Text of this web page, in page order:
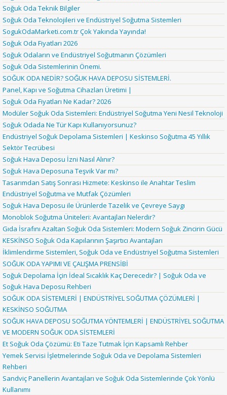
Soğuk Oda Teknik Bilgiler
Soğuk Oda Teknolojileri ve Endüstriyel Soğutma Sistemleri
SogukOdaMarketi.com.tr Çok Yakında Yayında!
Soğuk Oda Fiyatları 2026
Soğuk Odaların ve Endüstriyel Soğutmanın Çözümleri
Soğuk Oda Sistemlerinin Önemi.
SOĞUK ODA NEDİR? SOĞUK HAVA DEPOSU SİSTEMLERİ.
Panel, Kapı ve Soğutma Cihazları Üretimi |
Soğuk Oda Fiyatları Ne Kadar? 2026
Modüler Soğuk Oda Sistemleri: Endüstriyel Soğutma Yeni Nesil Teknoloji
Soğuk Odada Ne Tür Kapı Kullanıyorsunuz?
Endüstriyel Soğuk Depolama Sistemleri | Keskinso Soğutma 45 Yıllık
Sektör Tecrübesi
Soğuk Hava Deposu İzni Nasıl Alınır?
Soğuk Hava Deposuna Teşvik Var mı?
Tasarımdan Satış Sonrası Hizmete: Keskinso ile Anahtar Teslim
Endüstriyel Soğutma ve Mutfak Çözümleri
Soğuk Hava Deposu ile Ürünlerde Tazelik ve Çevreye Saygı
Monoblok Soğutma Üniteleri: Avantajları Nelerdir?
Gıda İsrafını Azaltan Soğuk Oda Sistemleri: Modern Soğuk Zincirin Gücü
KESKİNSO Soğuk Oda Kapılarının Şaşırtıcı Avantajları
İklimlendirme Sistemleri, Soğuk Oda ve Endüstriyel Soğutma Sistemleri
SOĞUK ODA YAPIMI VE ÇALIŞMA PRENSİBİ
Soğuk Depolama İçin İdeal Sıcaklık Kaç Derecedir? | Soğuk Oda ve
Soğuk Hava Deposu Rehberi
SOĞUK ODA SİSTEMLERİ | ENDÜSTRİYEL SOĞUTMA ÇÖZÜMLERİ |
KESKİNSO SOĞUTMA
SOĞUK HAVA DEPOSU SOĞUTMA YÖNTEMLERİ | ENDÜSTRİYEL SOĞUTMA
VE MODERN SOĞUK ODA SİSTEMLERİ
Et Soğuk Oda Çözümü: Eti Taze Tutmak İçin Kapsamlı Rehber
Yemek Servisi İşletmelerinde Soğuk Oda ve Depolama Sistemleri
Rehberi
Sandviç Panellerin Avantajları ve Soğuk Oda Sistemlerinde Çok Yönlü
Kullanımı